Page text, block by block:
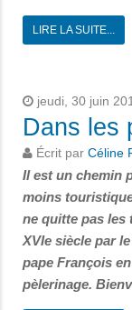
LIRE LA SUITE...
jeudi, 30 juin
Dans les
Écrit par Céline
Il est un chemin
moins
ne quitte pas les
XVIe siècle par
pape François
pèlerinage.